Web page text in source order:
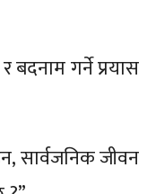
गर्ने प्रयास
सार्वजनिक जीवन